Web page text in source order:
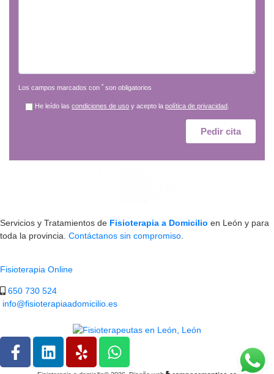
Los campos marcados con * son obligatorios
He leído lascondiciones de uso y acepto lapolítica de privacidad
Servicios y Tratamientos de Fisioterapia a Domicilio en León y para
toda la provincia. Contáctanos sin compromiso.
Fisioterapia Online
650 730 524
info@fisioterapiaadomicilio.es